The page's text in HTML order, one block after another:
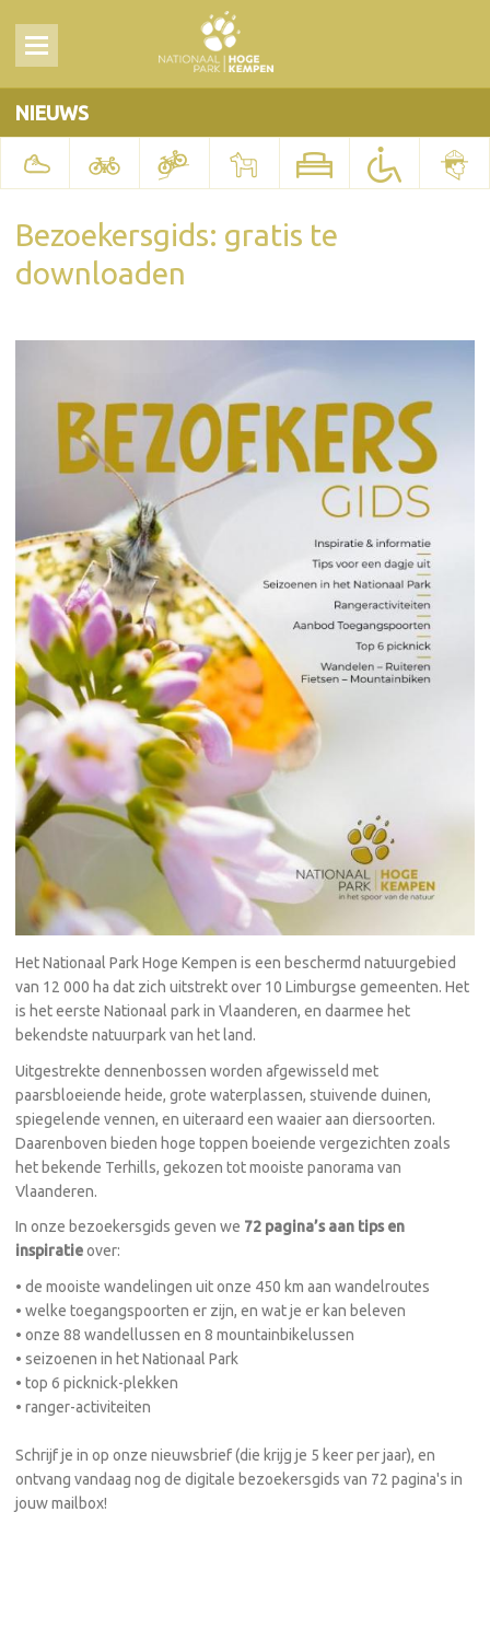
NIEUWS
Bezoekersgids: gratis te
downloaden
Het Nationaal Park Hoge Kempen is een beschermd natuurgebied
van 12 000 ha dat zich uitstrekt over 10 Limburgse gemeenten. Het
is het eerste Nationaal park in Vlaanderen, en daarmee het
bekendste natuurpark van het land.
Uitgestrekte dennenbossen worden afgewisseld met
paarsbloeiende heide, grote waterplassen, stuivende duinen,
spiegelende vennen, en uiteraard een waaier aan diersoorten.
Daarenboven bieden hoge toppen boeiende vergezichten zoals
het bekende Terhills, gekozen tot mooiste panorama van
Vlaanderen.
In onze bezoekersgids geven we 72 pagina’s aan tips en
inspiratieover:
• de mooiste wandelingen uit onze 450 km aan wandelroutes
• welke toegangspoorten er zijn, en wat je er kan beleven
• onze 88 wandellussen en 8 mountainbikelussen
• seizoenen in het Nationaal Park
• top 6 picknick-plekken
• ranger-activiteiten
Schrijf je in op onze nieuwsbrief (die krijg je 5 keer per jaar), en
ontvang vandaag nog de digitale bezoekersgids van 72 pagina's in
jouw mailbox!